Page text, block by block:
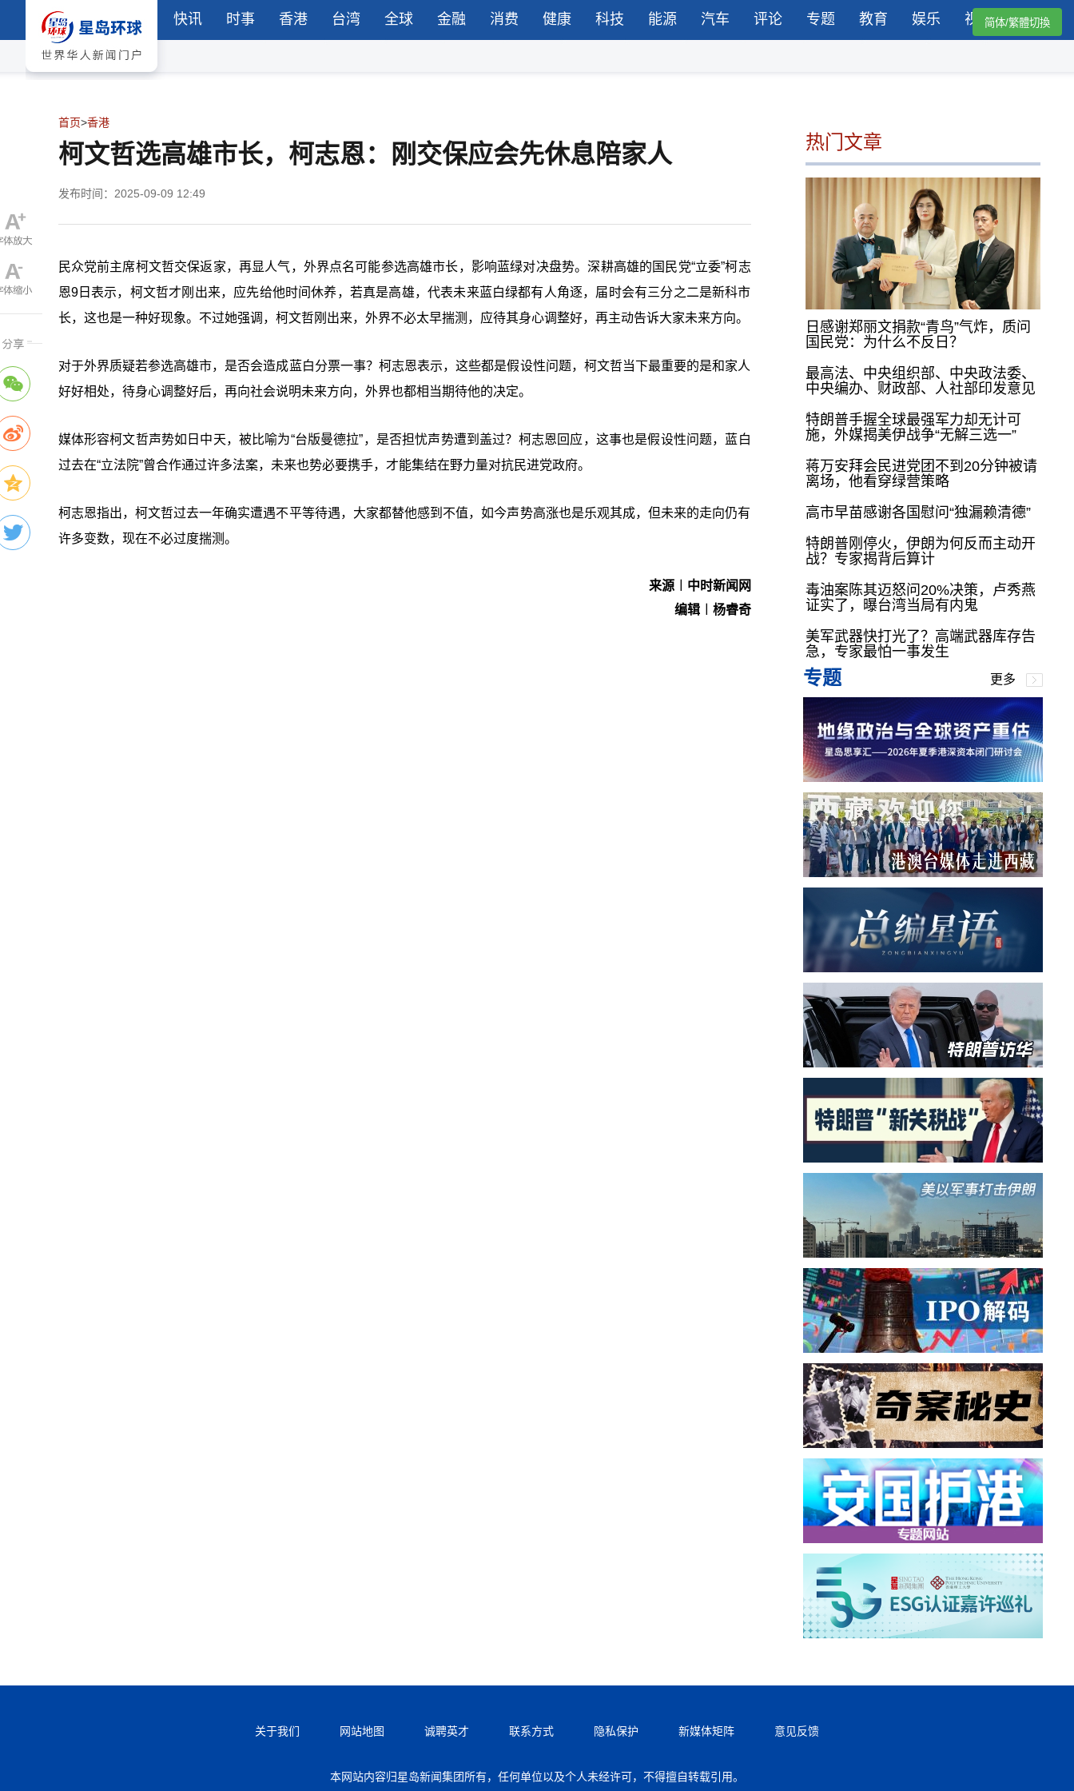
快讯 时事 香港 台湾 全球 金融 消费 健康 科技 能源 汽车 评论 专题 教育 娱乐 视频简体/繁體切換
首页>香港
柯文哲选高雄市长，柯志恩：刚交保应会先休息陪家人
发布时间：2025-09-09 12:49
民众党前主席柯文哲交保返家，再显人气，外界点名可能参选高雄市长，影响蓝绿对决盘势。深耕高雄的国民党“立委”柯志
恩9日表示，柯文哲才刚出来，应先给他时间休养，若真是高雄，代表未来蓝白绿都有人角逐，届时会有三分之二是新科市
长，这也是一种好现象。不过她强调，柯文哲刚出来，外界不必太早揣测，应待其身心调整好，再主动告诉大家未来方向。
对于外界质疑若参选高雄市，是否会造成蓝白分票一事？柯志恩表示，这些都是假设性问题，柯文哲当下最重要的是和家人
好好相处，待身心调整好后，再向社会说明未来方向，外界也都相当期待他的决定。
媒体形容柯文哲声势如日中天，被比喻为“台版曼德拉”，是否担忧声势遭到盖过？柯志恩回应，这事也是假设性问题，蓝白
过去在“立法院”曾合作通过许多法案，未来也势必要携手，才能集结在野力量对抗民进党政府。
柯志恩指出，柯文哲过去一年确实遭遇不平等待遇，大家都替他感到不值，如今声势高涨也是乐观其成，但未来的走向仍有
许多变数，现在不必过度揣测。
来源︱中时新闻网
编辑︱杨睿奇
热门文章
日感谢郑丽文捐款“青鸟”气炸，质问
国民党：为什么不反日？
最高法、中央组织部、中央政法委、
中央编办、财政部、人社部印发意见
特朗普手握全球最强军力却无计可
施，外媒揭美伊战争“无解三选一”
蒋万安拜会民进党团不到20分钟被请
离场，他看穿绿营策略
高市早苗感谢各国慰问“独漏赖清德”
特朗普刚停火，伊朗为何反而主动开
战？专家揭背后算计
毒油案陈其迈怒问20%决策，卢秀燕
证实了，曝台湾当局有内鬼
美军武器快打光了？高端武器库存告
急，专家最怕一事发生
专题 更多
关于我们 网站地图 诚聘英才 联系方式 隐私保护 新媒体矩阵 意见反馈
本网站内容归星岛新闻集团所有，任何单位以及个人未经许可，不得擅自转载引用。